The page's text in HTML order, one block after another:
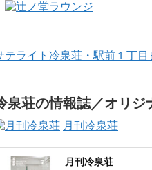
テライト冷泉荘・駅前１丁
泉荘の情報誌／オリジ
月刊冷泉荘
月刊冷泉荘